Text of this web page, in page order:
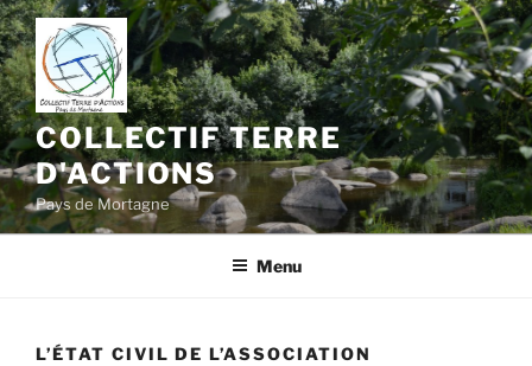
Aller
au
contenu
principal
COLLECTIF TERRE
D'ACTIONS
Pays de Mortagne
Menu
L’ÉTAT CIVIL DE L’ASSOCIATION